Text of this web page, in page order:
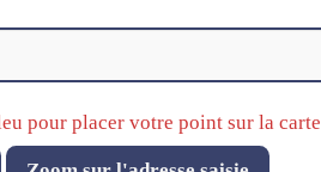
pour placer votre point sur la carte